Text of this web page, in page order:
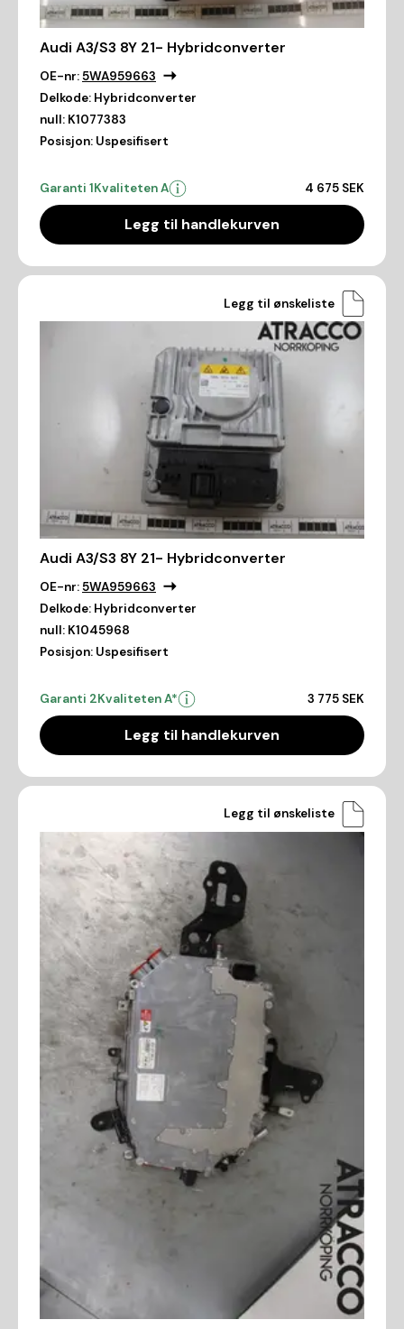
Audi A3/S3 8Y 21- Hybridconverter
OE-nr:5WA959663
Delkode: Hybridconverter
null: K1077383
Posisjon: Uspesifisert
Garanti 1Kvaliteten A 4 675 SEK
Legg til handlekurven
Legg til ønskeliste
Audi A3/S3 8Y 21- Hybridconverter
OE-nr:5WA959663
Delkode: Hybridconverter
null: K1045968
Posisjon: Uspesifisert
Garanti 2Kvaliteten A* 3 775 SEK
Legg til handlekurven
Legg til ønskeliste